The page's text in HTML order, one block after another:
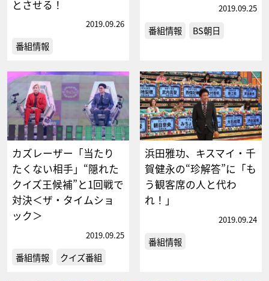
とさせる！
2019.09.26
番組情報
2019.09.25
番組情報 BS朝日
カズレーザー「当たり
たくない相手」“隠れた
クイズ王候補”と1回戦で
対決＜ザ・タイムショ
ック＞
2019.09.25
番組情報 クイズ番組
浜田雅功、キスマイ・千
賀健永の“珍解答”に「も
う観客席の人と代わ
れ！」
2019.09.24
番組情報